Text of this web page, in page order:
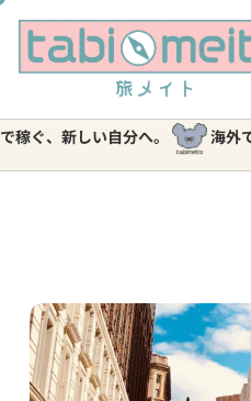
しい自分へ。 海外で稼ぐ、